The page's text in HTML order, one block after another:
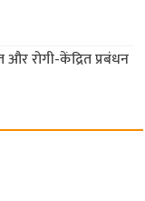
रोगी-केंद्रित प्रबंधन